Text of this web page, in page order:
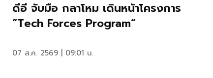
ดีอี จับมือ กลาโหม เดินหน้าโครงการ
“Tech Forces Program”
07 ส.ค. 2569 | 09:01 น.